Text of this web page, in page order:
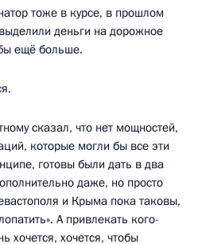
тоже в курсе, в прошлом
деньги на дорожное
ещё больше.
сказал, что нет мощностей,
которые могли бы все эти
готовы были дать в два
даже, но просто
и Крыма пока таковы,
А привлекать кого-
хочется, хочется, чтобы